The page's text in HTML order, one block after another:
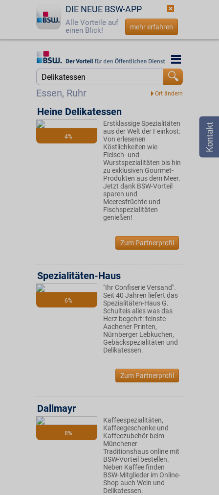
DIE NEUE BSW-APP
Alle Vorteile auf
einen Blick!
mehr erfahren
Startseite
Login
☎ 0800 - 279 25 82
Essen, Ruhr
Startseite
4%
Heine Delikatessen
Erstklassige Spezialitäten
aus der Welt der Feinkost:
Von erlesenen
Köstlichkeiten wie
Fleisch- und
Wurstspezialitäten bis hin
zu exklusiven Gourmet-
Produkten aus dem Meer.
Jetzt dank BSW-Vorteil
sparen und
Meeresfrüchte und
Fischspezialitäten
genießen!
Zum Partnerprofil
6%
Spezialitäten-Haus
"Ihr Confiserie Versand".
Seit 40 Jahren liefert das
Spezialitäten-Haus G.
Schulteis alles was das
Herz begehrt: feinste
Aachener Printen,
Nürnberger Lebkuchen,
Gebäckspezialitäten und
Delikatessen.
Zum Partnerprofil
8%
Dallmayr
Kaffeespezialitäten,
Kaffeegeschenke und
Kaffeezubehör beim
Münchener
Traditionshaus online mit
BSW-Vorteil bestellen.
Neben Kaffee finden
BSW-Mitglieder im Online-
Shop auch Wein und
Delikatessen.